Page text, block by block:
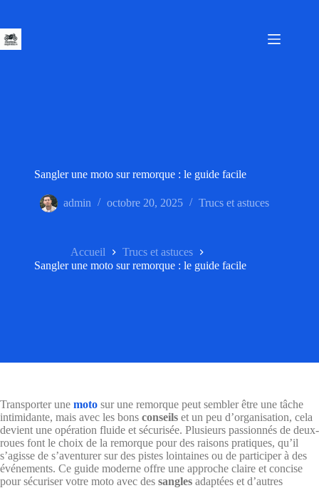
contenu
Sangler une moto sur remorque : le guide facile
admin octobre 20, 2025 Trucs et astuces
Accueil
Trucs et astuces
Sangler une moto sur remorque : le guide facile
Transporter une moto sur une remorque peut sembler être une tâche
intimidante, mais avec les bons conseils et un peu d’organisation, cela
devient une opération fluide et sécurisée. Plusieurs passionnés de deux-
roues font le choix de la remorque pour des raisons pratiques, qu’il
s’agisse de s’aventurer sur des pistes lointaines ou de participer à des
événements. Ce guide moderne offre une approche claire et concise
pour sécuriser votre moto avec des sangles adaptées et d’autres